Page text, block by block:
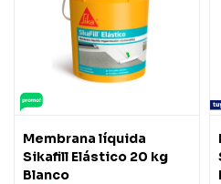
Membrana líquida
Sikafill Elástico 20 kg
Blanco